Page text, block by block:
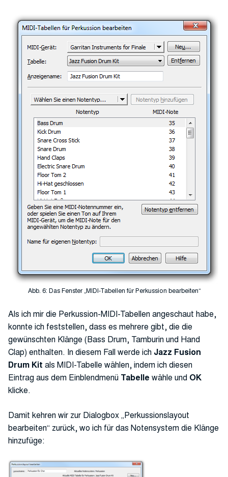
Abb. 6: Das Fenster „MIDI-Tabellen für Perkussion bearbeiten“
Als ich mir die Perkussion-MIDI-Tabellen angeschaut habe,
konnte ich feststellen, dass es mehrere gibt, die die
gewünschten Klänge (Bass Drum, Tamburin und Hand
Clap) enthalten. In diesem Fall werde ich Jazz Fusion
Drum Kit als MIDI-Tabelle wählen, indem ich diesen
Eintrag aus dem Einblendmenü Tabelle wähle und OK
klicke.
Damit kehren wir zur Dialogbox „Perkussionslayout
bearbeiten“ zurück, wo ich für das Notensystem die Klänge
hinzufüge: